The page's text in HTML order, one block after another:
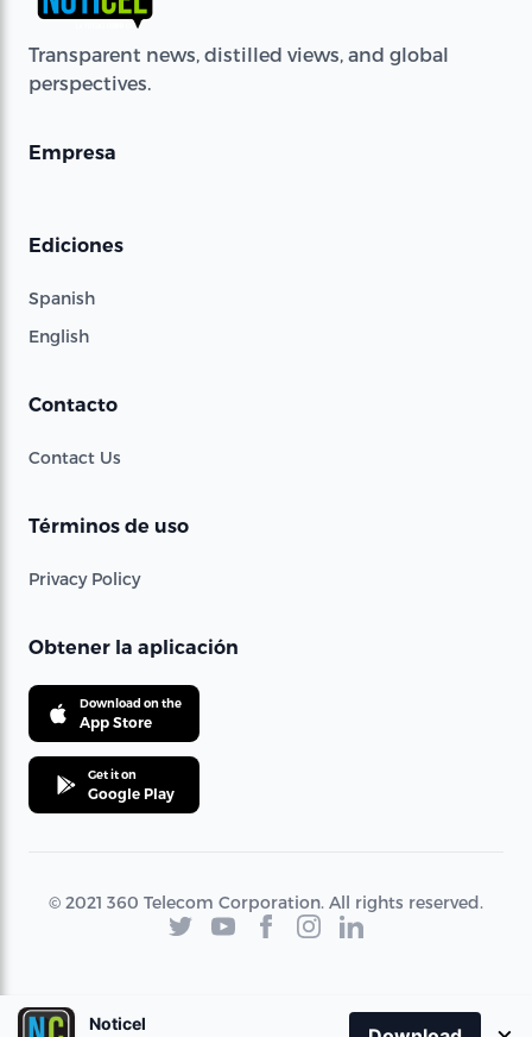
Transparent news, distilled views, and global
perspectives.
Empresa
Ediciones
Spanish
English
Contacto
Contact Us
Términos de uso
Privacy Policy
Obtener la aplicación
Download on the
App Store
Get it on
Google Play
© 2021 360 Telecom Corporation. All rights reserved.
Noticel